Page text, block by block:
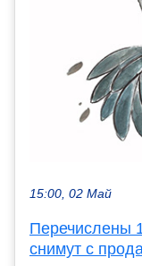
15:00, 02 Май
Перечислены
снимут с